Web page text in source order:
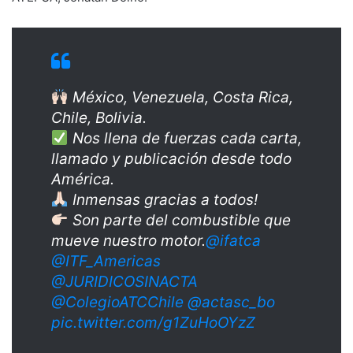
México, Venezuela, Costa Rica,
Chile, Bolivia.
Nos llena de fuerzas cada carta,
llamado y publicación desde todo
América.
Inmensas gracias a todos!
Son parte del combustible que
mueve nuestro motor.@ifatca
@ITF_Americas
@JURIDICOSINACTA
@ColegioATCChile @actasc_bo
pic.twitter.com/g1ZuHoOYzZ